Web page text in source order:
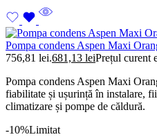
Pompa condens Aspen Maxi
756,81 lei.681,13 leiPrețul curent
Pompa condens Aspen Maxi
fiabilitate și ușurință în instalare,
climatizare și pompe de căldură.
-10%Limitat